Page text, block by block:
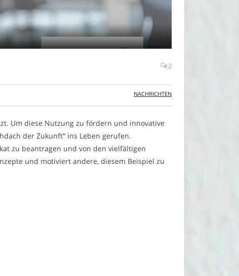
0
NACHRICHTEN
Um diese Nutzung zu fördern und innovative
der Zukunft“ ins Leben gerufen.
zu beantragen und von den vielfältigen
und motiviert andere, diesem Beispiel zu